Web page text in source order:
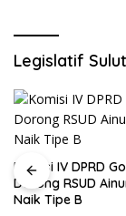
Legislatif
Komisi IV DPRD
Dorong RSUD
Naik Tipe B